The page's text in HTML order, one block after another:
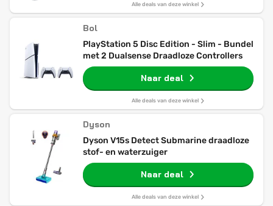
Alle deals van deze winkel
Bol
PlayStation 5 Disc Edition - Slim - Bundel
met 2 Dualsense Draadloze Controllers
Naar deal
Alle deals van deze winkel
Dyson
Dyson V15s Detect Submarine draadloze
stof- en waterzuiger
Naar deal
Alle deals van deze winkel